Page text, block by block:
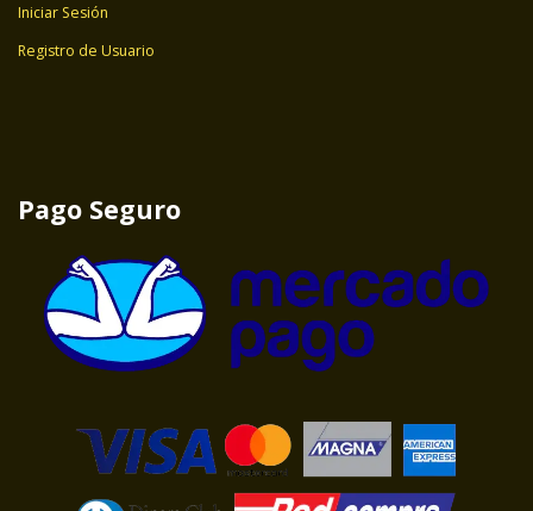
Iniciar Sesión
Registro de Usuario
Pago Seguro